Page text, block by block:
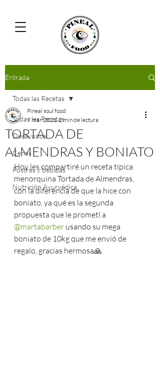
Entrada
Todas las Recetas
Desayunos
Cenas
Postres y bebidas
Nutrición Ayurvédica
Todas las Recetas
TORTADA DE
ALMENDRAS Y BONIATO
Pineal soul food
7 mar 2021 2 min de lectura
Hoy les compartiré un receta típica
menorquina Tortada de Almendras,
con la diferencia de que la hice con
boniato, ya qué es la segunda
propuesta que le prometí a
@martabarber usando su mega
boniato de 10kg que me envió de
regalo, gracias hermosa🙏